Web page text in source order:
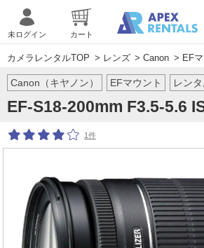
未ログイン カート
カメラレンタルTOP > レンズ > Canon > EF
Canon（キヤノン）
EF-S18-200mm F3.5-5.6
EFマウント レン
1件